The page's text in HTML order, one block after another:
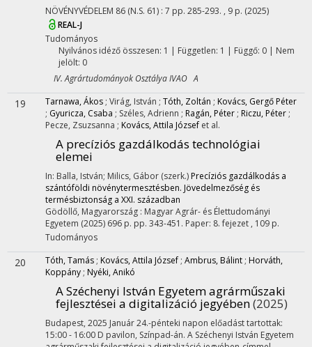
NÖVÉNYVÉDELEM 86 (N.S. 61) : 7 pp. 285-293. , 9 p. (2025)
REAL-J
Tudományos
Nyilvános idéző összesen: 1 | Független: 1 | Függő: 0 | Nem
jelölt: 0
IV. Agrártudományok Osztálya IVAO A
19 Tarnawa, Ákos ; Virág, István ; Tóth, Zoltán ; Kovács, Gergő Péter
; Gyuricza, Csaba ; Széles, Adrienn ; Ragán, Péter ; Riczu, Péter ;
Pecze, Zsuzsanna ; Kovács, Attila József et al.
A precíziós gazdálkodás technológiai
elemei
In: Balla, István; Milics, Gábor (szerk.) Precíziós gazdálkodás a
szántóföldi növénytermesztésben. Jövedelmezőség és
termésbiztonság a XXI. században
Gödöllő, Magyarország : Magyar Agrár- és Élettudományi
Egyetem (2025) 696 p. pp. 343-451. Paper: 8. fejezet , 109 p.
Tudományos
20 Tóth, Tamás ; Kovács, Attila József ; Ambrus, Bálint ; Horváth,
Koppány ; Nyéki, Anikó
A Széchenyi István Egyetem agrárműszaki
fejlesztései a digitalizáció jegyében(2025)
Budapest, 2025 Január 24.-pénteki napon előadást tartottak:
15:00 - 16:00 D pavilon, Színpad-án. A Széchenyi István Egyetem